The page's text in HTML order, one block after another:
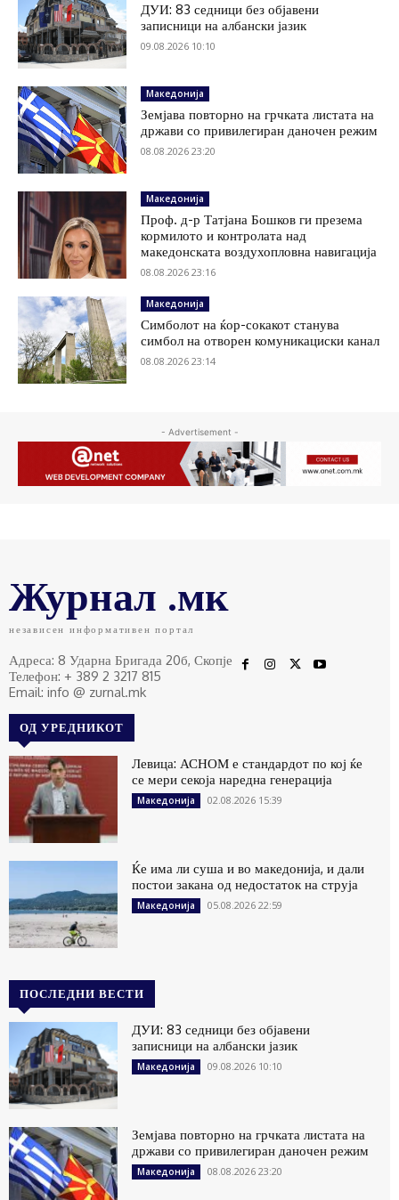
ДУИ: 83 седници без објавени
записници на албански јазик
09.08.2026 10:10
Македонија
Земјава повторно на грчката листата на
држави со привилегиран даночен режим
08.08.2026 23:20
Македонија
Проф. д-р Татјана Бошков ги презема
кормилото и контролата над
македонската воздухопловна навигација
08.08.2026 23:16
Македонија
Симболот на ќор-сокакот станува
симбол на отворен комуникациски канал
08.08.2026 23:14
- Advertisement -
Журнал .мк
независен информативен портал
Адреса: 8 Ударна Бригада 20б, Скопје
Телефон: + 389 2 3217 815
Email: info @ zurnal.mk
ОД УРЕДНИКОТ
Левица: АСНОМ е стандардот по кој ќе
се мери секоја наредна генерација
Македонија 02.08.2026 15:39
Ќе има ли суша и во македонија, и дали
постои закана од недостаток на струја
Македонија 05.08.2026 22:59
ПОСЛЕДНИ ВЕСТИ
ДУИ: 83 седници без објавени
записници на албански јазик
Македонија 09.08.2026 10:10
Земјава повторно на грчката листата на
држави со привилегиран даночен режим
Македонија 08.08.2026 23:20